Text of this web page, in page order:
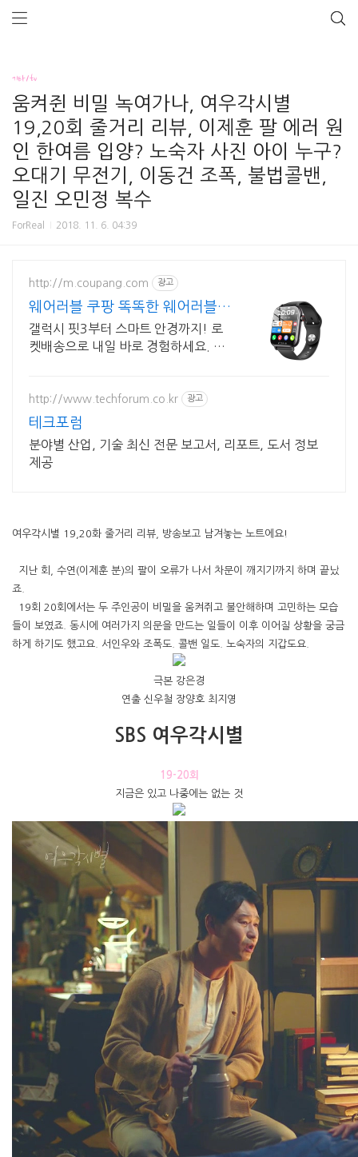
기타/tv
움켜쥔 비밀 녹여가나, 여우각시별
19,20회 줄거리 리뷰, 이제훈 팔 에러 원
인 한여름 입양? 노숙자 사진 아이 누구?
오대기 무전기, 이동건 조폭, 불법콜밴,
일진 오민정 복수
ForReal 2018. 11. 6. 04:39
http://m.coupang.com 광고
웨어러블 쿠팡 똑똑한 웨어러블
기기
갤럭시 핏3부터 스마트 안경까지! 로
켓배송으로 내일 바로 경험하세요. 손
http://www.techforum.co.kr 광고
테크포럼
분야별 산업, 기술 최신 전문 보고서, 리포트, 도서 정보
제공
여우각시별 19,20화 줄거리 리뷰, 방송보고 남겨놓는 노트에요!
지난 회, 수연(이제훈 분)의 팔이 오류가 나서 차문이 깨지기까지 하며 끝났
죠.
19회 20회에서는 두 주인공이 비밀을 움켜쥐고 불안해하며 고민하는 모습
들이 보였죠. 동시에 여러가지 의문을 만드는 일들이 이후 이어질 상황을 궁금
하게 하기도 했고요. 서인우와 조폭도. 콜밴 일도. 노숙자의 지갑도요.
극본 강은경
연출 신우철 장양호 최지영
SBS 여우각시별
19-20회
지금은 있고 나중에는 없는 것